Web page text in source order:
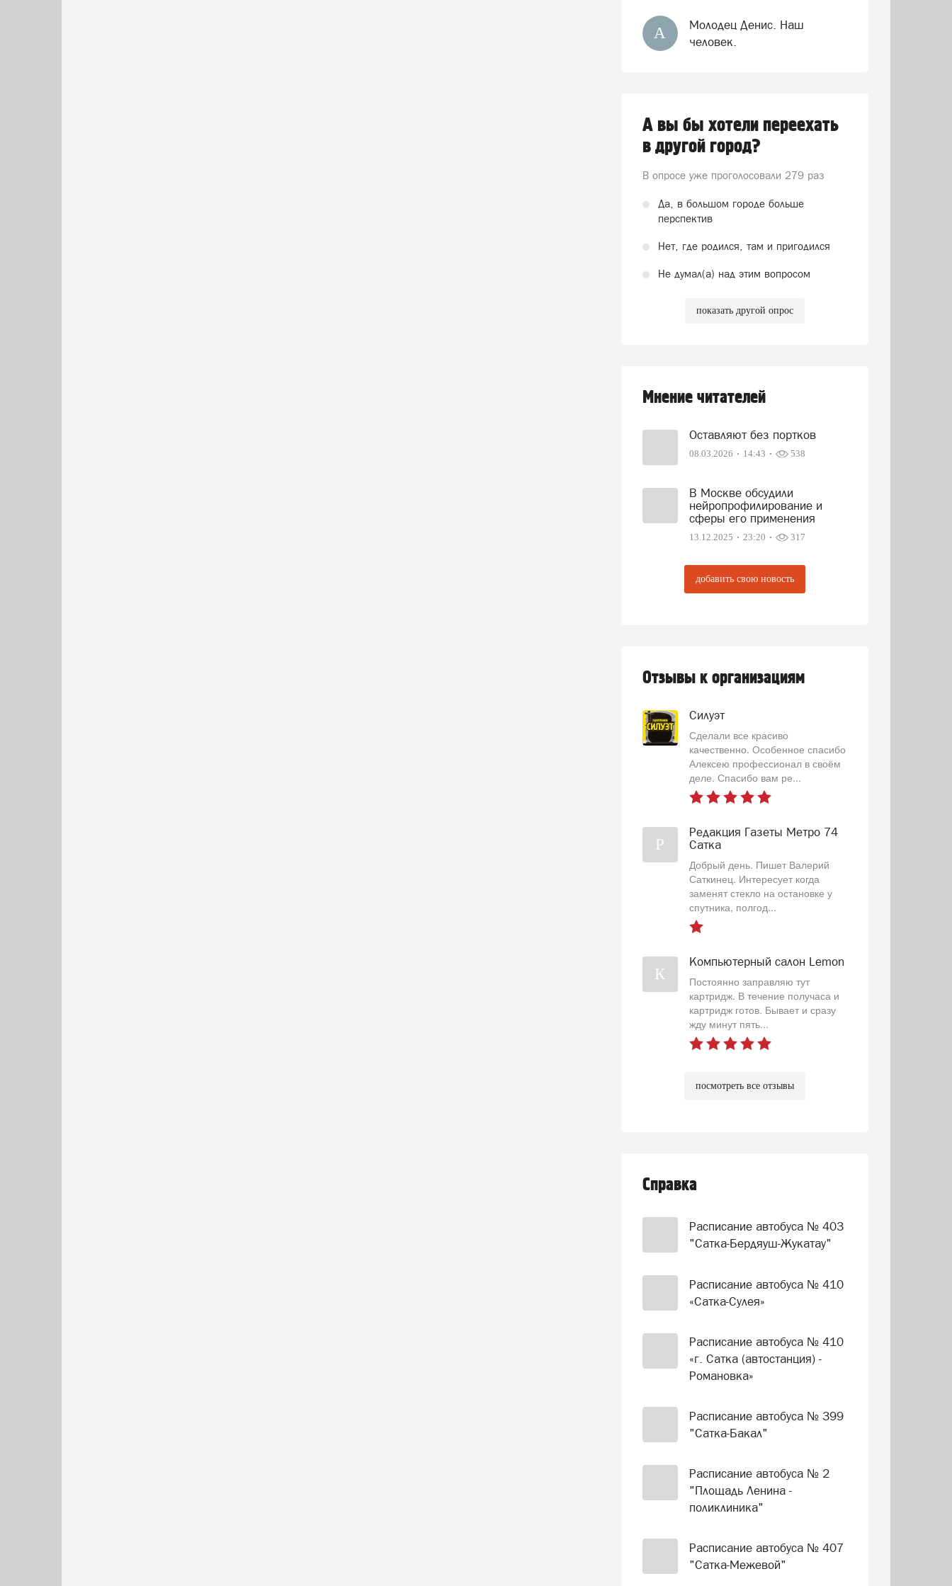
А
Молодец Денис. Наш
человек.
А вы бы хотели переехать
в другой город?
В опросе уже проголосовали 279 раз
Да, в большом городе больше
перспектив
Нет, где родился, там и пригодился
Не думал(а) над этим вопросом
показать другой опрос
Мнение читателей
Оставляют без портков
08.03.2026 14:43 538
В Москве обсудили
нейропрофилирование и
сферы его применения
13.12.2025 23:20 317
добавить свою новость
Отзывы к организациям
Силуэт
Сделали все красиво
качественно. Особенное спасибо
Алексею профессионал в своём
деле. Спасибо вам ре...
Р
Редакция Газеты Метро 74
Сатка
Добрый день. Пишет Валерий
Саткинец. Интересует когда
заменят стекло на остановке у
спутника, полгод...
К
Компьютерный салон Lemon
Постоянно заправляю тут
картридж. В течение получаса и
картридж готов. Бывает и сразу
жду минут пять...
посмотреть все отзывы
Справка
Расписание автобуса № 403
"Сатка-Бердяуш-Жукатау"
Расписание автобуса № 410
«Сатка-Сулея»
Расписание автобуса № 410
«г. Сатка (автостанция) -
Романовка»
Расписание автобуса № 399
"Сатка-Бакал"
Расписание автобуса № 2
"Площадь Ленина -
поликлиника"
Расписание автобуса № 407
"Сатка-Межевой"